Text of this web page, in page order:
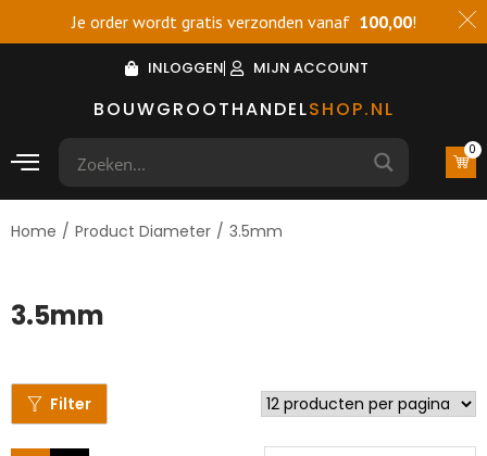
Je order wordt gratis verzonden vanaf 100,00!
BOUWGROOTHANDELSHOP.NL
INLOGGEN MIJN ACCOUNT
0
Home / Product Diameter / 3.5mm
3.5mm
Filter